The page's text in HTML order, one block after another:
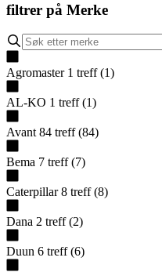
filtrer på Merke
Agromaster 1 treff (1)
AL-KO 1 treff (1)
Avant 84 treff (84)
Bema 7 treff (7)
Caterpillar 8 treff (8)
Dana 2 treff (2)
Duun 6 treff (6)